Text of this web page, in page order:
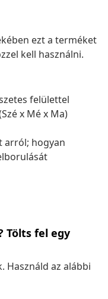
ezt a terméket
kell használni.
felülettel
x Mé x Ma)
arról; hogyan
Tölts fel egy
Használd az alábbi